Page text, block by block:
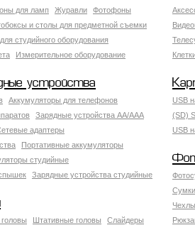
для ламп Журавли
Фотофоны
и столы для предметной съемки
студийного оборудования
Измерительное оборудование
устройства
Аккумуляторы для телефонов
Зарядные устройства AA/AAA
адаптеры
Портативные аккумуляторы
студийные
Зарядные устройства студийные
USB
(SD)
USB
Штативные головы
Слайдеры